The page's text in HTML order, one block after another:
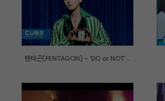
펜타곤(PENTAGON) - 'DO or NOT' ...